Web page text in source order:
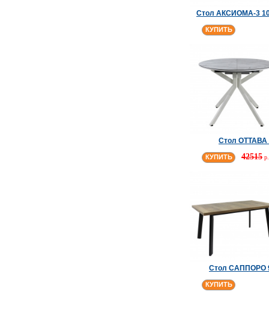
Cтол АКСИОМА-3
КУПИТЬ
Cтол ОТТАВА
КУПИТЬ 42515 р.
Cтол САППОРО
КУПИТЬ